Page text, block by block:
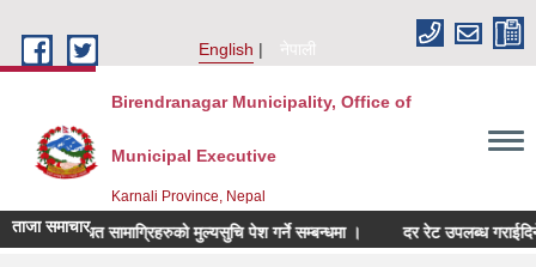
English
नेपाली
Birendranagar Municipality, Office of
Municipal Executive
Karnali Province, Nepal
ताजा समाचार
सम्बन्धित सामाग्रिहरुको मुल्यसुचि पेश गर्ने सम्बन्धमा । दर रेट उपलब्ध गराईदिने